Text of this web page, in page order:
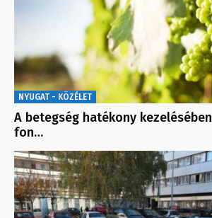
NYUGAT - KÖZÉLET
A betegség hatékony
fon…